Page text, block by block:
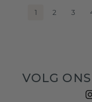
1 2 3
VOLG